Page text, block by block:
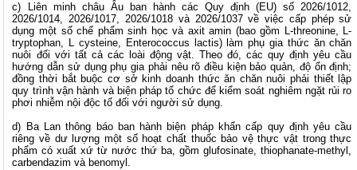
c) Liên minh châu Âu ban hành các Quy định (EU) số 2026/1012,
2026/1014, 2026/1017, 2026/1018 và 2026/1037 về việc cấp phép sử
dụng một số chế phẩm sinh học và axit amin (bao gồm L-threonine, L-
tryptophan, L cysteine, Enterococcus lactis) làm phụ gia thức ăn chăn
nuôi đối với tất cả các loài động vật. Theo đó, các quy định yêu cầu
hướng dẫn sử dụng phụ gia phải nêu rõ điều kiện bảo quản, độ ổn định;
đồng thời bắt buộc cơ sở kinh doanh thức ăn chăn nuôi phải thiết lập
quy trình vận hành và biện pháp tổ chức để kiểm soát nghiêm ngặt rủi ro
phơi nhiễm nội độc tố đối với người sử dụng.
d) Ba Lan thông báo ban hành biện pháp khẩn cấp quy định yêu cầu
riêng về dư lượng một số hoạt chất thuốc bảo vệ thực vật trong thực
phẩm có xuất xứ từ nước thứ ba, gồm glufosinate, thiophanate-methyl,
carbendazim và benomyl.